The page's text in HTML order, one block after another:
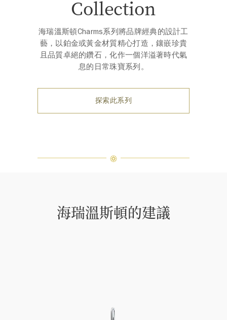
Collection
海瑞溫斯頓Charms系列將品牌經典的設計工
藝，以鉑金或黃金材質精心打造，鑲嵌珍貴
且品質卓絕的鑽石，化作一個洋溢著時代氣
息的日常珠寶系列。
探索此系列
海瑞溫斯頓的建議